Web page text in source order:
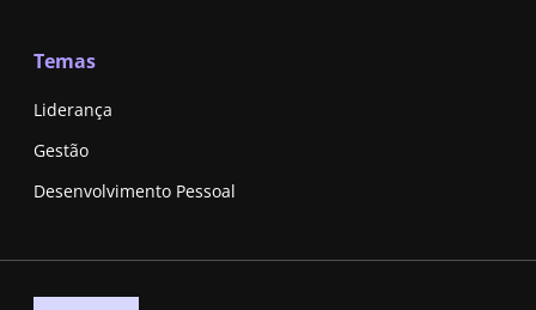
Temas
Liderança
Gestão
Desenvolvimento Pessoal